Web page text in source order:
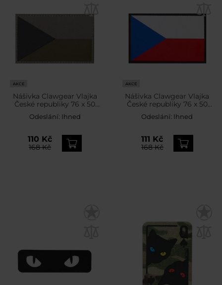
AKCE
Nášivka Clawgear Vlajka
České republiky 76 x 50
mm - Zhasnutá
Odeslání: Ihned
110 Kč
168 Kč
AKCE
Nášivka Clawgear Vlajka
České republiky 76 x 50
Odeslání: Ihned
111 Kč
168 Kč